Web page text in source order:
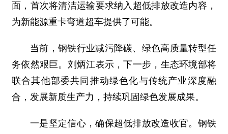
面，首次将清洁运输要求纳入超低排放改造内容，
为新能源重卡弯道超车提供了可能。
当前，钢铁行业减污降碳、绿色高质量转型任
务依然艰巨。刘炳江表示，下一步，生态环境部将
联合其他部委共同推动绿色化与传统产业深度融
合，发展新质生产力，持续巩固绿色发展成果。
一是坚定信心，确保超低排放改造收官。钢铁